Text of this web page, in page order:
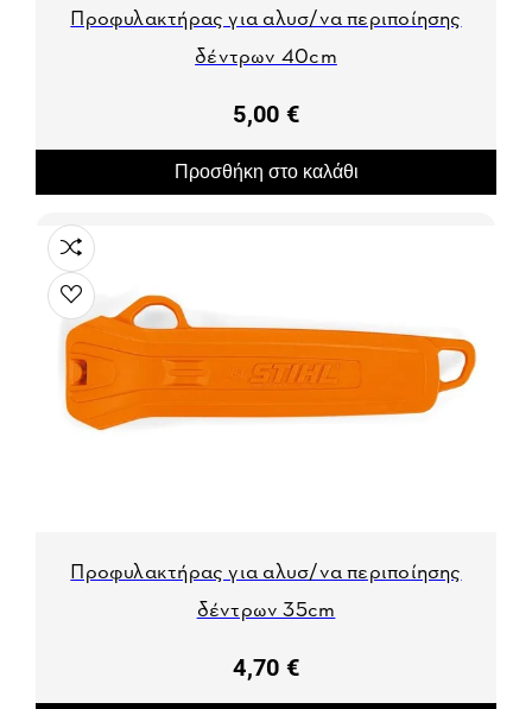
Προφυλακτήρας για αλυσ/να περιποίησης
δέντρων 40cm
5,00 €
Προσθήκη στο καλάθι
Προφυλακτήρας για αλυσ/να περιποίησης
δέντρων 35cm
4,70 €